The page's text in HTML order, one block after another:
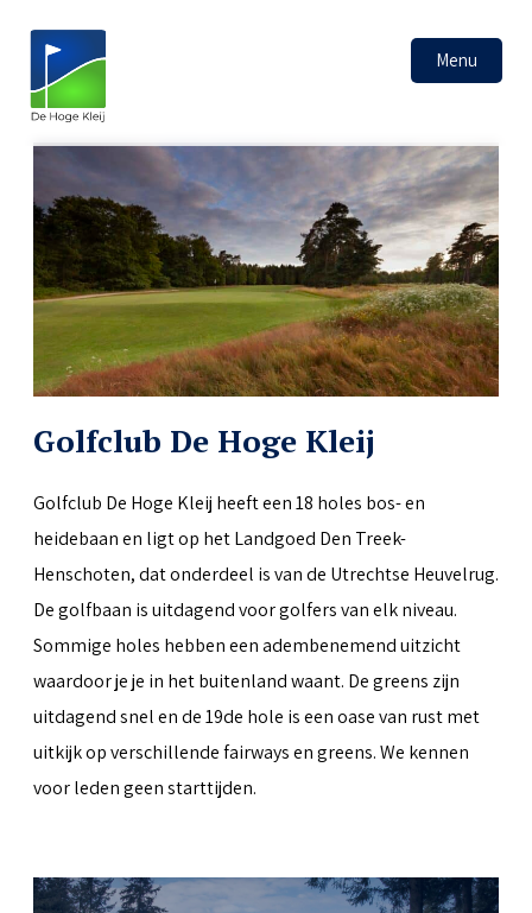
Menu
Golfclub De Hoge Kleij
Golfclub De Hoge Kleij heeft een 18 holes bos- en
heidebaan en ligt op het Landgoed Den Treek-
Henschoten, dat onderdeel is van de Utrechtse Heuvelrug.
De golfbaan is uitdagend voor golfers van elk niveau.
Sommige holes hebben een adembenemend uitzicht
waardoor je je in het buitenland waant. De greens zijn
uitdagend snel en de 19de hole is een oase van rust met
uitkijk op verschillende fairways en greens. We kennen
voor leden geen starttijden.